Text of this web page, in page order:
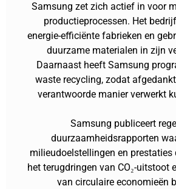
Samsung zet zich actief in voor
productieprocessen. Het
energie-efficiënte fabrieken en
duurzame materialen in zijn
Daarnaast heeft Samsung
waste recycling, zodat
verantwoorde manier verwerkt
Samsung publiceert
duurzaamheidsrapporten
milieudoelstellingen en prestaties
het terugdringen van CO₂-uitstoot
van circulaire economieën